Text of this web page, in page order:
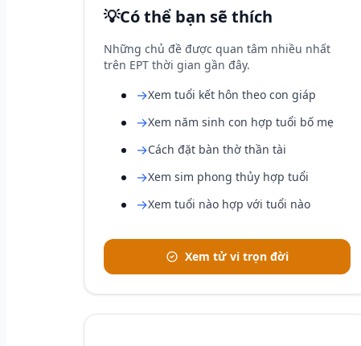
💡Có thể bạn sẽ thích
Những chủ đề được quan tâm nhiều nhất
trên EPT thời gian gần đây.
→Xem tuổi kết hôn theo con giáp
→Xem năm sinh con hợp tuổi bố mẹ
→Cách đặt bàn thờ thần tài
→Xem sim phong thủy hợp tuổi
→Xem tuổi nào hợp với tuổi nào
Xem tử vi trọn đời